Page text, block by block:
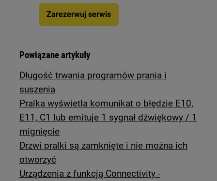
Zarezerwuj serwis
Powiązane artykuły
Długość trwania programów prania i
suszenia
Pralka wyświetla komunikat o błędzie E10,
E11, C1 lub emituje 1 sygnał dźwiękowy / 1
mignięcie
Drzwi pralki są zamknięte i nie można ich
otworzyć
Urządzenia z funkcją Connectivity -